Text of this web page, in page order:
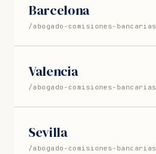
Barcelona
/abogado-comisiones-
Valencia
/abogado-comisiones-
Sevilla
/abogado-comisiones-